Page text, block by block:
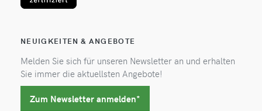
NEUIGKEITEN & ANGEBOTE
Melden Sie sich für unseren Newsletter an und erhalten
Sie immer die aktuellsten Angebote!
Zum Newsletter anmelden*